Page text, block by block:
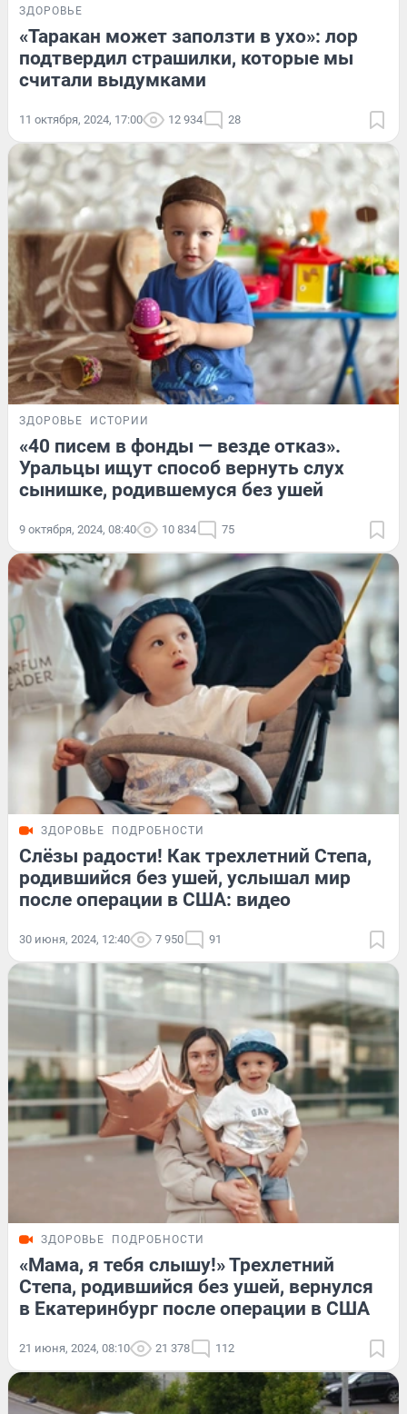
ЗДОРОВЬЕ
«Таракан может заползти в ухо»: лор
подтвердил страшилки, которые мы
считали выдумками
11 октября, 2024, 17:00 12 934 28
ЗДОРОВЬЕ ИСТОРИИ
«40 писем в фонды — везде отказ».
Уральцы ищут способ вернуть слух
сынишке, родившемуся без ушей
9 октября, 2024, 08:40 10 834 75
ЗДОРОВЬЕ ПОДРОБНОСТИ
Слёзы радости! Как трехлетний Степа,
родившийся без ушей, услышал мир
после операции в США: видео
30 июня, 2024, 12:40 7 950 91
ЗДОРОВЬЕ ПОДРОБНОСТИ
«Мама, я тебя слышу!» Трехлетний
Степа, родившийся без ушей, вернулся
в Екатеринбург после операции в США
21 июня, 2024, 08:10 21 378 112